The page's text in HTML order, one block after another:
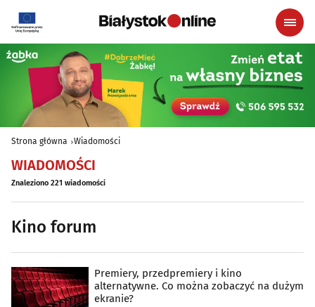
Strona główna Wiadomości
WIADOMOŚCI
Znaleziono 221 wiadomości
Kino forum
Premiery, przedpremiery i kino
alternatywne. Co można zobaczyć na dużym
ekranie?